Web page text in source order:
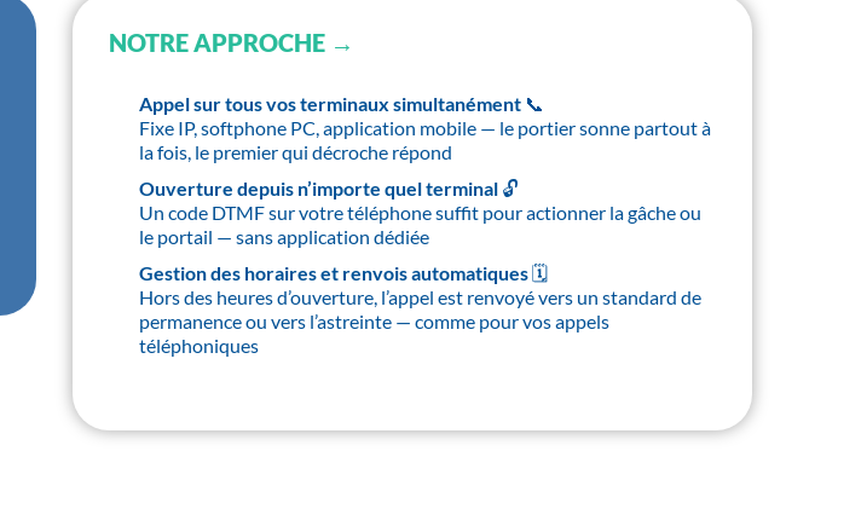
NOTRE APPROCHE →
Appel sur tous vos terminaux simultanément 📞
Fixe IP, softphone PC, application mobile — le portier sonne partout à
la fois, le premier qui décroche répond
Ouverture depuis n’importe quel terminal 🔓
Un code DTMF sur votre téléphone suffit pour actionner la gâche ou
le portail — sans application dédiée
Gestion des horaires et renvois automatiques 🗓️
Hors des heures d’ouverture, l’appel est renvoyé vers un standard de
permanence ou vers l’astreinte — comme pour vos appels
téléphoniques